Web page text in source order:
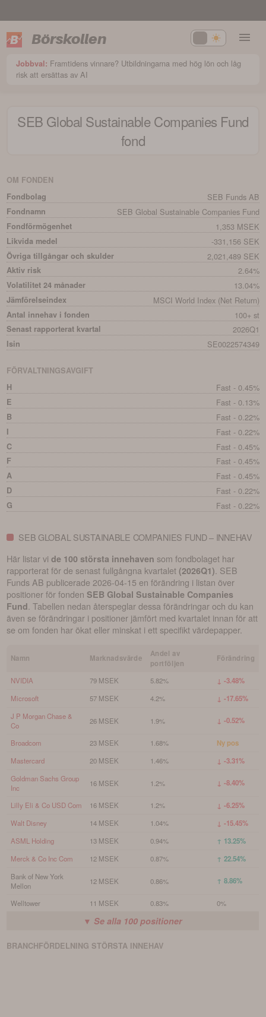
Börskollen
Jobbval: Framtidens vinnare? Utbildningarna med hög lön och låg
risk att ersättas av AI
SEB Global Sustainable Companies Fund
fond
OM FONDEN
Fondbolag
SEB Funds AB
Fondnamn SEB Global Sustainable Companies Fund
Fondförmögenhet 1,353 MSEK
Likvida medel -331,156 SEK
Övriga tillgångar och skulder 2,021,489 SEK
Aktiv risk 2.64%
Volatilitet 24 månader 13.04%
Jämförelseindex MSCI World Index (Net Return)
Antal innehav i fonden 100+ st
Senast rapporterat kvartal 2026Q1
Isin SE0022574349
FÖRVALTNINGSAVGIFT
H
Fast - 0.45%
E Fast - 0.13%
B Fast - 0.22%
I Fast - 0.22%
C Fast - 0.45%
F Fast - 0.45%
A Fast - 0.45%
D Fast - 0.22%
G Fast - 0.22%
SEB GLOBAL SUSTAINABLE COMPANIES FUND – INNEHAV
Här listar vide 100 största innehaven som fondbolaget har
rapporterat för de senast fullgångna kvartalet (2026Q1). SEB
Funds AB publicerade2026-04-15 en förändring i listan över
positioner för fonden SEB Global Sustainable Companies
Fund. Tabellen nedan återspeglar dessa förändringar och du kan
även se förändringar i positioner jämfört med kvartalet innan för att
se om fonden har ökat eller minskat i ett specifikt värdepapper.
Namn Marknadsvärde
Andel av
portföljen
Förändring
NVIDIA 79 MSEK 5.82% ↓ -3.48%
Microsoft 57 MSEK 4.2% ↓ -17.65%
J P Morgan Chase &
Co
26 MSEK 1.9% ↓ -0.52%
Broadcom 23 MSEK 1.68% Ny pos
Mastercard 20 MSEK 1.46% ↓ -3.31%
Goldman Sachs Group
Inc
16 MSEK 1.2% ↓ -8.40%
Lilly Eli & Co USD Com 16 MSEK 1.2% ↓ -6.25%
Walt Disney 14 MSEK 1.04% ↓ -15.45%
ASML Holding 13 MSEK 0.94% ↑ 13.25%
Merck & Co Inc Com 12 MSEK 0.87% ↑ 22.54%
Bank of New York
Mellon
12 MSEK 0.86% ↑ 8.86%
Welltower 11 MSEK 0.83% 0%
▼ Se alla 100 positioner
BRANCHFÖRDELNING STÖRSTA INNEHAV